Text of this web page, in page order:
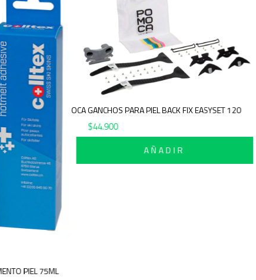
POMOCA GANCHOS PARA PIEL BACK FIX EASYSET 120
$44.900
AÑADIR
PIEL 75ML